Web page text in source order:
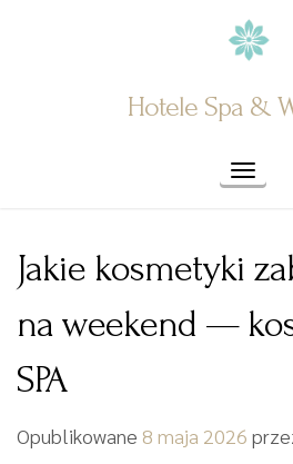
Hotele Spa &
Jakie kosmetyki
na weekend —
SPA
Opublikowane 8 maja 2026